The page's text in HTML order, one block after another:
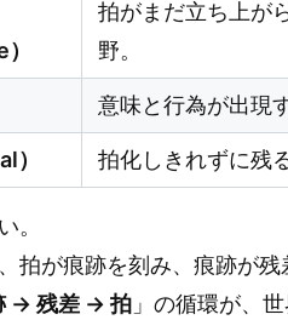
拍がまだ立ち上が
野。
意味と行為が出現
） 拍化しきれずに残
。
拍が痕跡を刻み、痕跡が
→ 残差 → 拍 」の循環が、